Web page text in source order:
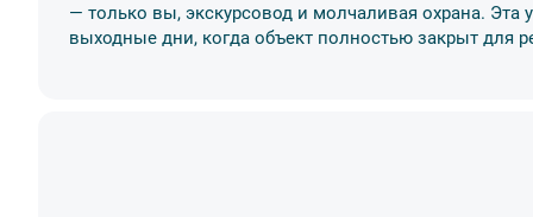
— только вы, экскурсовод и молчаливая охрана. Эта
выходные дни, когда объект полностью закрыт для